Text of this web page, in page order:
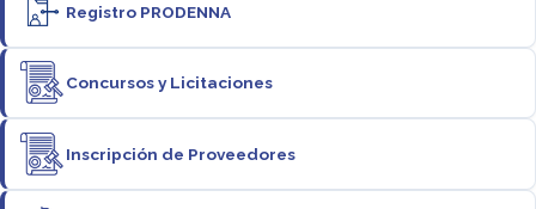
Registro PRODENNA
Concursos y Licitaciones
Inscripción de Proveedores